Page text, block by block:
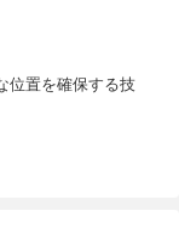
位置を確保する技